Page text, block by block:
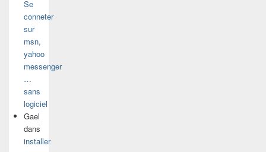
Se
conneter
sur
msn,
yahoo
messenger
…
sans
logiciel
Gael
dans
installer